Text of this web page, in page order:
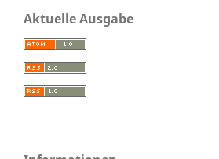
Aktuelle Ausgabe